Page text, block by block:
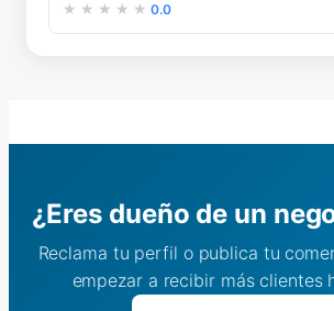
0.0
¿Eres dueño de un
Reclama tu perfil o publica tu
empezar a recibir más clientes